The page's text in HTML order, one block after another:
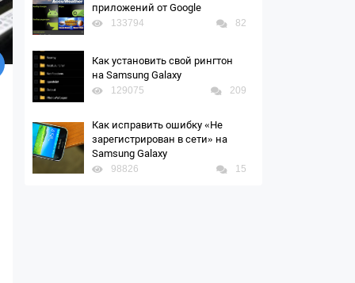
приложений от Google
133794 82
Как установить свой рингтон
на Samsung Galaxy
129075 209
Как исправить ошибку «Не
зарегистрирован в сети» на
Samsung Galaxy
98826 15